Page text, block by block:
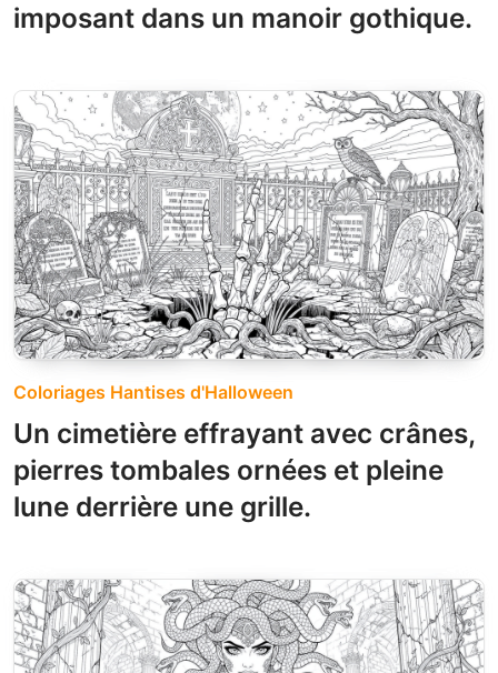
imposant dans un manoir gothique.
Coloriages Hantises d'Halloween
Un cimetière effrayant avec crânes,
pierres tombales ornées et pleine
lune derrière une grille.